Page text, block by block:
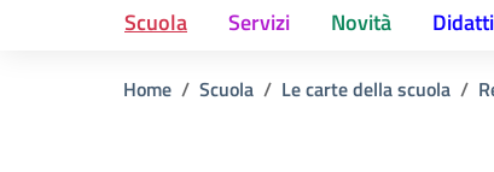
Scuola Servizi Novità
Home Scuola Le carte della scuola